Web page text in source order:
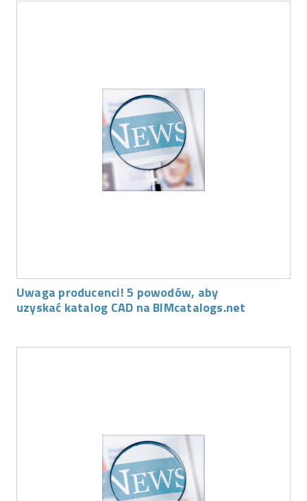
Uwaga producenci! 5 powodów, aby
uzyskać katalog CAD na BIMcatalogs.net